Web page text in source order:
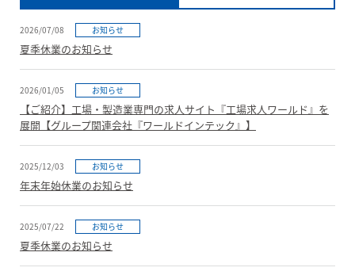
2026/07/08 お知らせ
夏季休業のお知らせ
2026/01/05 お知らせ
【ご紹介】工場・製造業専門の求人サイト『工場求人ワールド』を
展開【グループ関連会社『ワールドインテック』】
2025/12/03 お知らせ
年末年始休業のお知らせ
2025/07/22 お知らせ
夏季休業のお知らせ